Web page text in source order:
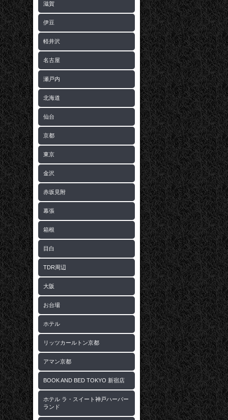
滋賀
伊豆
軽井沢
名古屋
瀬戸内
北海道
仙台
京都
東京
金沢
赤坂見附
幕張
箱根
目白
TDR周辺
大阪
お台場
ホテル
リッツカールトン京都
アマン京都
BOOK AND BED TOKYO 新宿店
ホテル ラ・スイート神戸ハーバー
ランド